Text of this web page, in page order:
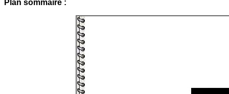
Plan sommaire :